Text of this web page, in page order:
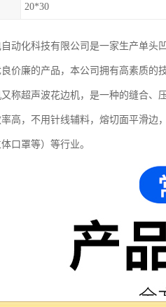
20*30
动化科技有限公司是一家生产单头
价廉的产品，本公司拥有高素质的
称超声波花边机，是一种的缝合、
高，不用针线辅料，熔切面平滑边
口罩等）等行业。